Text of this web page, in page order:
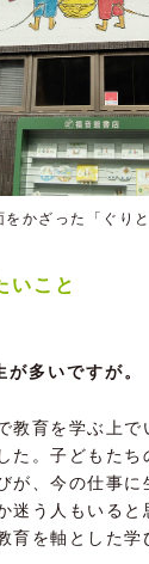
かざった「ぐりと
いこと
多いですが。
教育を学ぶ上で
た。子どもたち
が、今の仕事に
迷う人もいると
育を軸とした学